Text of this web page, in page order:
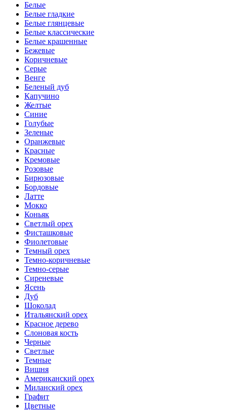
Белые
Белые гладкие
Белые глянцевые
Белые классические
Белые крашенные
Бежевые
Коричневые
Серые
Венге
Беленый дуб
Капучино
Желтые
Синие
Голубые
Зеленые
Оранжевые
Красные
Кремовые
Розовые
Бирюзовые
Бордовые
Латте
Мокко
Коньяк
Светлый орех
Фисташковые
Фиолетовые
Темный орех
Темно-коричневые
Темно-серые
Сиреневые
Ясень
Дуб
Шоколад
Итальянский орех
Красное дерево
Слоновая кость
Черные
Светлые
Темные
Вишня
Американский орех
Миланский орех
Графит
Цветные